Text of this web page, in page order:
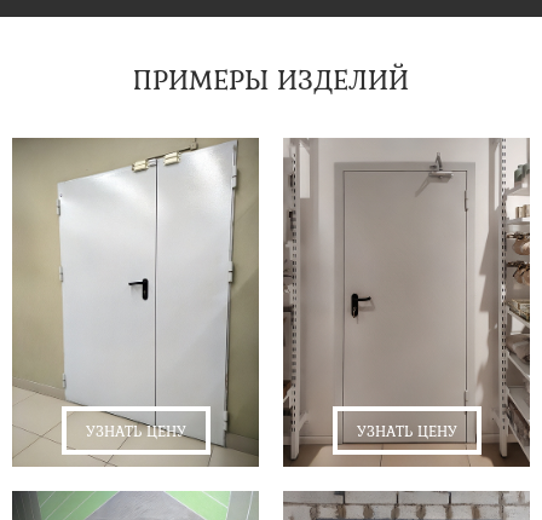
ПРИМЕРЫ ИЗДЕЛИЙ
УЗНАТЬ ЦЕНУ УЗНАТЬ ЦЕНУ